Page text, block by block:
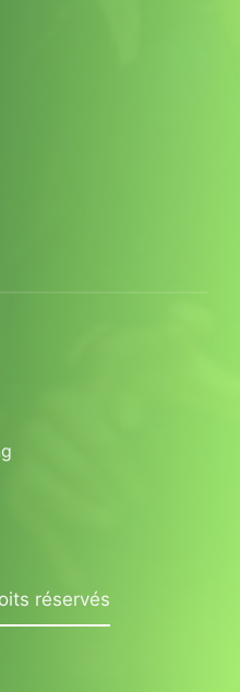
réservés